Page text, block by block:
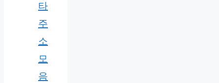
타
주
소
모
음